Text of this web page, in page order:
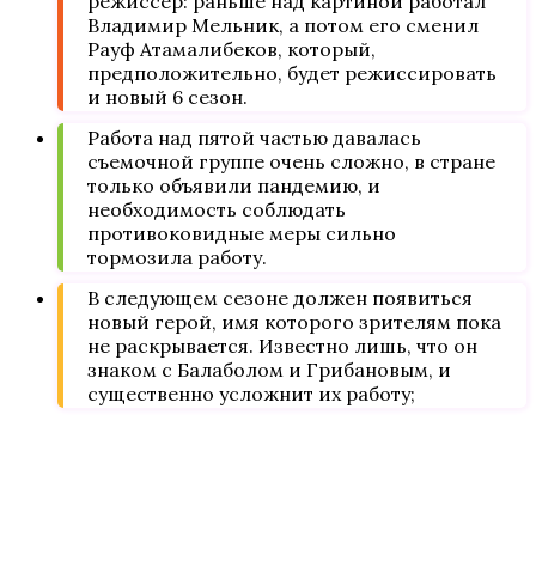
Владимир Мельник, а потом его сменил
Рауф Атамалибеков, который,
предположительно, будет режиссировать
и новый 6 сезон.
Работа над пятой частью давалась
съемочной группе очень сложно, в стране
только объявили пандемию, и
необходимость соблюдать
противоковидные меры сильно
тормозила работу.
В следующем сезоне должен появиться
новый герой, имя которого зрителям пока
не раскрывается. Известно лишь, что он
знаком с Балаболом и Грибановым, и
существенно усложнит их работу;